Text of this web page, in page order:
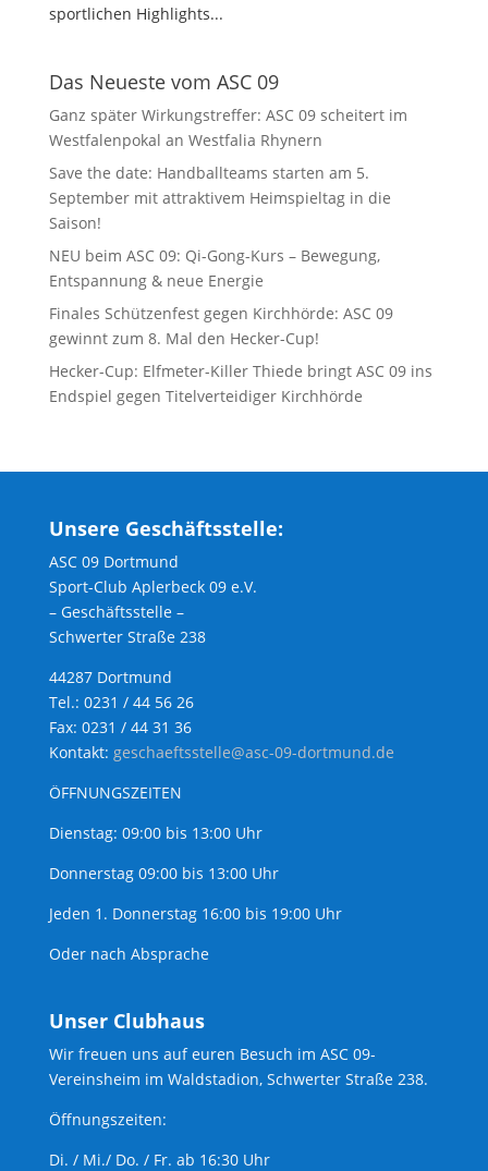
sportlichen Highlights...
Das Neueste vom ASC 09
Ganz später Wirkungstreffer: ASC 09 scheitert im
Westfalenpokal an Westfalia Rhynern
Save the date: Handballteams starten am 5.
September mit attraktivem Heimspieltag in die
Saison!
NEU beim ASC 09: Qi-Gong-Kurs – Bewegung,
Entspannung & neue Energie
Finales Schützenfest gegen Kirchhörde: ASC 09
gewinnt zum 8. Mal den Hecker-Cup!
Hecker-Cup: Elfmeter-Killer Thiede bringt ASC 09 ins
Endspiel gegen Titelverteidiger Kirchhörde
Unsere Geschäftsstelle:
ASC 09 Dortmund
Sport-Club Aplerbeck 09 e.V.
– Geschäftsstelle –
Schwerter Straße 238
44287 Dortmund
Tel.: 0231 / 44 56 26
Fax: 0231 / 44 31 36
Kontakt: geschaeftsstelle@asc-09-dortmund.de
ÖFFNUNGSZEITEN
Dienstag: 09:00 bis 13:00 Uhr
Donnerstag 09:00 bis 13:00 Uhr
Jeden 1. Donnerstag 16:00 bis 19:00 Uhr
Oder nach Absprache
Unser Clubhaus
Wir freuen uns auf euren Besuch im ASC 09-
Vereinsheim im Waldstadion, Schwerter Straße 238.
Öffnungszeiten:
Di. / Mi./ Do. / Fr. ab 16:30 Uhr